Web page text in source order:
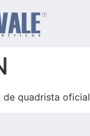
quadrista oficial